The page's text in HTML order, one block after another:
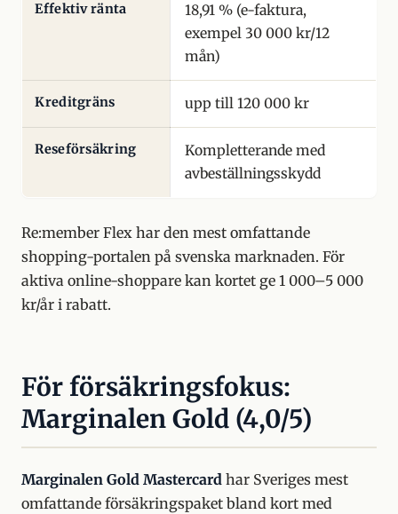
Effektiv ränta
18,91 % (e-faktura,
exempel 30 000 kr/12
mån)
Kreditgräns upp till 120 000 kr
Reseförsäkring
Kompletterande med
avbeställningsskydd
Re:member Flex har den mest omfattande
shopping-portalen på svenska marknaden. För
aktiva online-shoppare kan kortet ge 1 000–5 000
kr/år i rabatt.
För försäkringsfokus:
Marginalen Gold (4,0/5)
Marginalen Gold Mastercard har Sveriges mest
omfattande försäkringspaket bland kort med